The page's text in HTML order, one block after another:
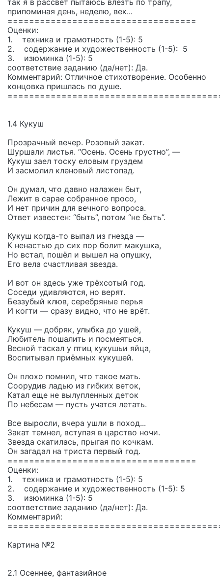
так я в рассвет пытаюсь влезть по трапу,
припоминая день, неделю, век...
===================================
Оценки:
1. техника и грамотность (1-5): 5
2. содержание и художественность (1-5): 5
3. изюминка (1-5): 5
соответствие заданию (да/нет): Да.
Комментарий: Отличное стихотворение. Особенно
концовка пришлась по душе.
1.4 Кукуш
Прозрачный вечер. Розовый закат.
Шуршали листья. “Осень. Осень грустно”, —
Кукуш заел тоску еловым груздем
И засмолил кленовый листопад.
Он думал, что давно налажен быт,
Лежит в сарае собранное просо,
И нет причин для вечного вопроса.
Ответ известен: “быть”, потом “не быть”.
Кукуш когда-то выпал из гнезда —
К ненастью до сих пор болит макушка,
Но встал, пошёл и вышел на опушку,
Его вела счастливая звезда.
И вот он здесь уже трёхсотый год.
Соседи удивляются, но верят.
Беззубый клюв, серебряные перья
И когти — сразу видно, что не врёт.
Кукуш — добряк, улыбка до ушей,
Любитель пошалить и посмеяться.
Весной таскал у птиц кукушьи яйца,
Воспитывал приёмных кукушей.
Он плохо помнил, что такое мать.
Соорудив ладью из гибких веток,
Катал еще не вылупленных деток
По небесам — пусть учатся летать.
Все выросли, вчера ушли в поход...
Закат темнел, вступая в царство ночи.
Звезда скатилась, прыгая по кочкам.
Он загадал на триста первый год.
===================================
Оценки:
1. техника и грамотность (1-5): 5
2. содержание и художественность (1-5): 5
3. изюминка (1-5): 5
соответствие заданию (да/нет): Да.
Комментарий:
Картина №2
2.1 Осеннее, фантазийное